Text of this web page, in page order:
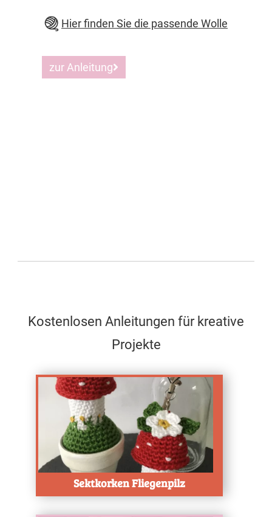
Hier finden Sie die passende Wolle
zur Anleitung
Kostenlosen Anleitungen für kreative
Projekte
Sektkorken Fliegenpilz